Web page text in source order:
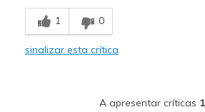
Melhores utilizações
Travel
Shoes are for
1 0
sinalizar esta crítica
A apresentar críticas